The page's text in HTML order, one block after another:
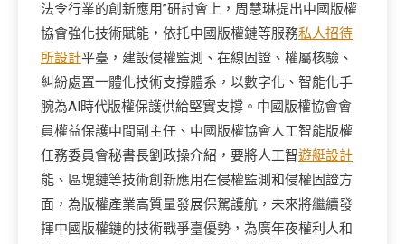
法令行業的創新應用”研討會上，周慧琳提出中國版權
協會強化技術賦能，依托中國版權鏈等服務私人招待
所設計平臺，建設侵權監測、在線固證、權屬核驗、
糾紛處置一體化技術支撐體系，以數字化、智能化手
腕為AI時代版權保護供給堅實支撐。中國版權協會會
員權益保護中間副主任、中國版權協會人工智能版權
任務委員會秘書長劉政操介紹，要將人工智遊艇設計
能、區塊鏈等技術創新應用在侵權監測和侵權固證方
面，為版權產業高質量發展保駕護航，未來將繼續發
揮中國版權鏈的技術戰爭臺優勢，為廣年夜權利人和